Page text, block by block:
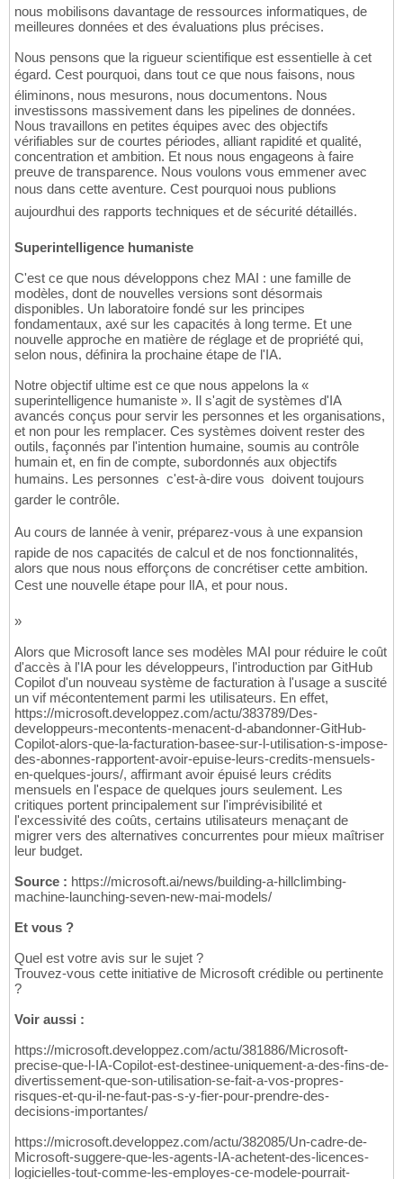
nous mobilisons davantage de ressources informatiques, de
meilleures données et des évaluations plus précises.
Nous pensons que la rigueur scientifique est essentielle à cet
égard. Cest pourquoi, dans tout ce que nous faisons, nous
éliminons, nous mesurons, nous documentons. Nous
investissons massivement dans les pipelines de données.
Nous travaillons en petites équipes avec des objectifs
vérifiables sur de courtes périodes, alliant rapidité et qualité,
concentration et ambition. Et nous nous engageons à faire
preuve de transparence. Nous voulons vous emmener avec
nous dans cette aventure. Cest pourquoi nous publions
aujourdhui des rapports techniques et de sécurité détaillés.
Superintelligence humaniste
C'est ce que nous développons chez MAI : une famille de
modèles, dont de nouvelles versions sont désormais
disponibles. Un laboratoire fondé sur les principes
fondamentaux, axé sur les capacités à long terme. Et une
nouvelle approche en matière de réglage et de propriété qui,
selon nous, définira la prochaine étape de l'IA.
Notre objectif ultime est ce que nous appelons la «
superintelligence humaniste ». Il s'agit de systèmes d'IA
avancés conçus pour servir les personnes et les organisations,
et non pour les remplacer. Ces systèmes doivent rester des
outils, façonnés par l'intention humaine, soumis au contrôle
humain et, en fin de compte, subordonnés aux objectifs
humains. Les personnes  c'est-à-dire vous  doivent toujours
garder le contrôle.
Au cours de lannée à venir, préparez-vous à une expansion
rapide de nos capacités de calcul et de nos fonctionnalités,
alors que nous nous efforçons de concrétiser cette ambition.
Cest une nouvelle étape pour lIA, et pour nous.
»
Alors que Microsoft lance ses modèles MAI pour réduire le coût
d'accès à l'IA pour les développeurs, l'introduction par GitHub
Copilot d'un nouveau système de facturation à l'usage a suscité
un vif mécontentement parmi les utilisateurs. En effet,
https://microsoft.developpez.com/actu/383789/Des-
developpeurs-mecontents-menacent-d-abandonner-GitHub-
Copilot-alors-que-la-facturation-basee-sur-l-utilisation-s-impose-
des-abonnes-rapportent-avoir-epuise-leurs-credits-mensuels-
en-quelques-jours/, affirmant avoir épuisé leurs crédits
mensuels en l'espace de quelques jours seulement. Les
critiques portent principalement sur l'imprévisibilité et
l'excessivité des coûts, certains utilisateurs menaçant de
migrer vers des alternatives concurrentes pour mieux maîtriser
leur budget.
Source : https://microsoft.ai/news/building-a-hillclimbing-
machine-launching-seven-new-mai-models/
Et vous ?
Quel est votre avis sur le sujet ?
Trouvez-vous cette initiative de Microsoft crédible ou pertinente
?
Voir aussi :
https://microsoft.developpez.com/actu/381886/Microsoft-
precise-que-l-IA-Copilot-est-destinee-uniquement-a-des-fins-de-
divertissement-que-son-utilisation-se-fait-a-vos-propres-
risques-et-qu-il-ne-faut-pas-s-y-fier-pour-prendre-des-
decisions-importantes/
https://microsoft.developpez.com/actu/382085/Un-cadre-de-
Microsoft-suggere-que-les-agents-IA-achetent-des-licences-
logicielles-tout-comme-les-employes-ce-modele-pourrait-